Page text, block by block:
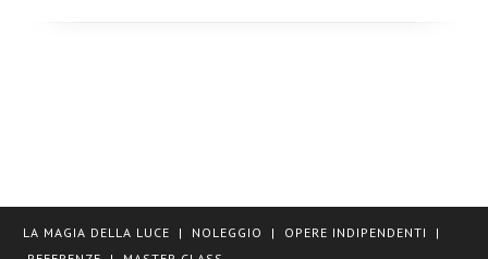
LA MAGIA DELLA LUCE | NOLEGGIO | OPERE INDIPENDENTI
|